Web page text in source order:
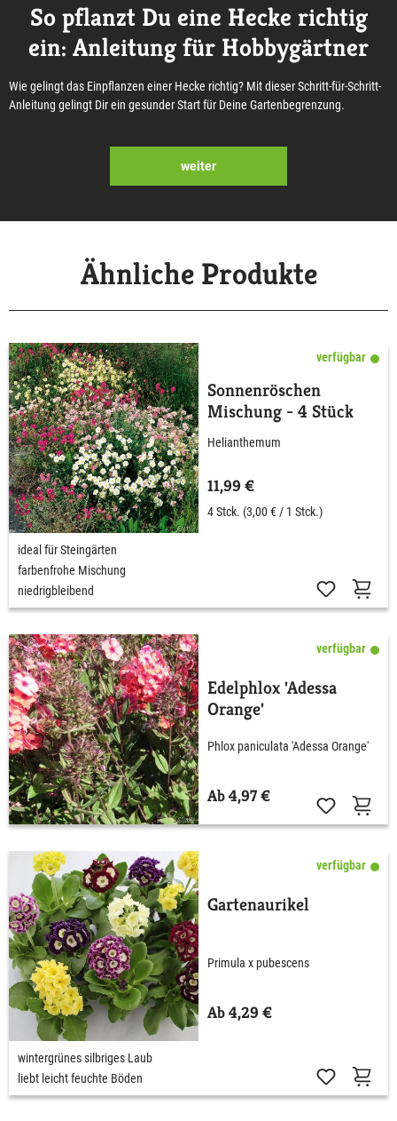
So pflanzt Du eine Hecke richtig
ein: Anleitung für Hobbygärtner
Wie gelingt das Einpflanzen einer Hecke richtig? Mit dieser Schritt-für-Schritt-
Anleitung gelingt Dir ein gesunder Start für Deine Gartenbegrenzung.
weiter
Ähnliche Produkte
verfügbar
Sonnenröschen
Mischung - 4 Stück
Helianthemum
11,99 €
4 Stck. (3,00 € / 1 Stck.)
ideal für Steingärten
farbenfrohe Mischung
niedrigbleibend
verfügbar
Edelphlox 'Adessa
Orange'
Phlox paniculata 'Adessa Orange'
Ab 4,97 €
verfügbar
Gartenaurikel
Primula x pubescens
Ab 4,29 €
wintergrünes silbriges Laub
liebt leicht feuchte Böden